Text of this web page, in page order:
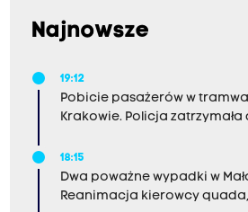
Najnowsze
19:12
Pobicie pasażerów w
Krakowie. Policja
18:15
Dwa poważne wypadki w
Reanimacja kierowcy